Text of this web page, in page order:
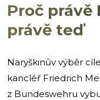
Proč právě
právě teď
Naryškinův výběr
kancléř Friedrich
z Bundeswehru